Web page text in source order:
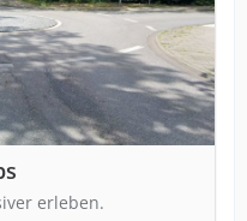
fahren mit dem Rad
relartiv häufig den
an dem Zaun rund
oder sie steigen
erleben.